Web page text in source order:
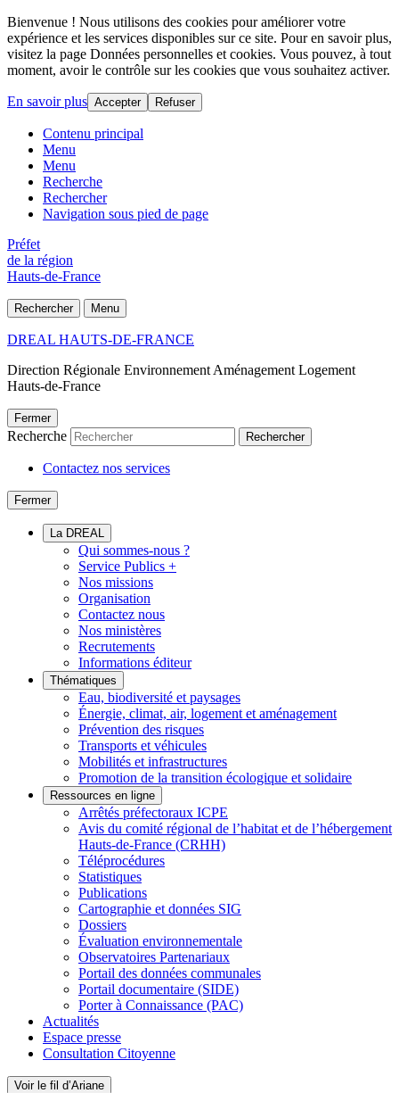
Bienvenue ! Nous utilisons des cookies pour améliorer votre
expérience et les services disponibles sur ce site. Pour en savoir plus,
visitez la page Données personnelles et cookies. Vous pouvez, à tout
moment, avoir le contrôle sur les cookies que vous souhaitez activer.
En savoir plus Accepter Refuser
Contenu principal
Menu
Menu
Recherche
Rechercher
Navigation sous pied de page
Préfet
de la région
Hauts-de-France
Rechercher Menu
DREAL HAUTS-DE-FRANCE
Direction Régionale Environnement Aménagement Logement
Hauts-de-France
Fermer
Recherche Rechercher
Contactez nos services
Fermer
La DREAL
Qui sommes-nous ?
Service Publics +
Nos missions
Organisation
Contactez nous
Nos ministères
Recrutements
Informations éditeur
Thématiques
Eau, biodiversité et paysages
Énergie, climat, air, logement et aménagement
Prévention des risques
Transports et véhicules
Mobilités et infrastructures
Promotion de la transition écologique et solidaire
Ressources en ligne
Arrêtés préfectoraux ICPE
Avis du comité régional de l’habitat et de l’hébergement
Hauts-de-France (CRHH)
Téléprocédures
Statistiques
Publications
Cartographie et données SIG
Dossiers
Évaluation environnementale
Observatoires Partenariaux
Portail des données communales
Portail documentaire (SIDE)
Porter à Connaissance (PAC)
Actualités
Espace presse
Consultation Citoyenne
Voir le fil d’Ariane